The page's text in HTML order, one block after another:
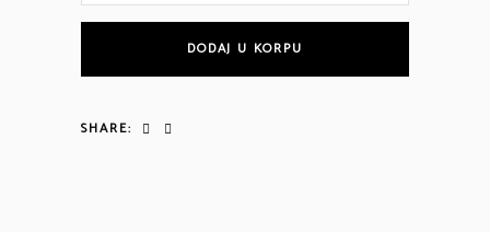
PILING
SERUM
količina
DODAJ U KORPU
SHARE: